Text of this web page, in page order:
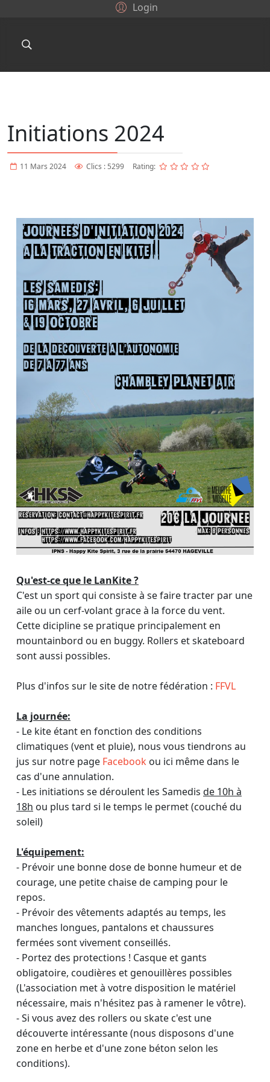
Login
Initiations 2024
11 Mars 2024 Clics : 5299 Rating:
Qu'est-ce que le LanKite ?
C'est un sport qui consiste à se faire tracter par une
aile ou un cerf-volant grace à la force du vent.
Cette dicipline se pratique principalement en
mountainbord ou en buggy. Rollers et skateboard
sont aussi possibles.
Plus d'infos sur le site de notre fédération : FFVL
La journée:
- Le kite étant en fonction des conditions
climatiques (vent et pluie), nous vous tiendrons au
jus sur notre page Facebook ou ici même dans le
cas d'une annulation.
- Les initiations se déroulent les Samedis de 10h à
18h ou plus tard si le temps le permet (couché du
soleil)
L'équipement:
- Prévoir une bonne dose de bonne humeur et de
courage, une petite chaise de camping pour le
repos.
- Prévoir des vêtements adaptés au temps, les
manches longues, pantalons et chaussures
fermées sont vivement conseillés.
- Portez des protections ! Casque et gants
obligatoire, coudières et genouillères possibles
(L'association met à votre disposition le matériel
nécessaire, mais n'hésitez pas à ramener le vôtre).
- Si vous avez des rollers ou skate c'est une
découverte intéressante (nous disposons d'une
zone en herbe et d'une zone béton selon les
conditions).